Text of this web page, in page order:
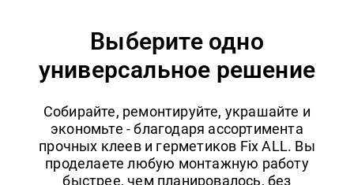
Выберите одно
универсальное решение
Собирайте, ремонтируйте, украшайте и
экономьте - благодаря ассортимента
прочных клеев и герметиков Fix ALL. Вы
проделаете любую монтажную работу
быстрее, чем планировалось, без